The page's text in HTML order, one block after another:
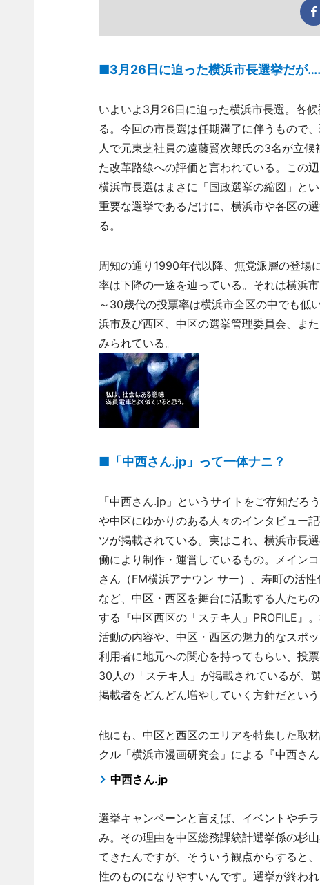
■3月26日に迫った横浜市長選挙だが
いよいよ3月26日に迫った横浜市長選。各
る。今回の市長選は任期満了に伴うもので
人で元東芝社員の遠藤賢次郎氏の3名が立
た改革路線への評価と言われている。この
横浜市長選はまさに「国政選挙の縮図」と
重要な選挙であるだけに、横浜市や各区の
る。
周知の通り1990年代以降、無党派層の登場
率は下降の一途を辿っている。それは横浜
～30歳代の投票率は横浜市全区の中でも低
浜市及び西区、中区の選挙管理委員会、ま
みられている。
■「中西さん.jp」って一体ナニ？
「中西さん.jp」というサイトをご存知だろ
や中区にゆかりのある人々のインタビュー
ツが掲載されている。実はこれ、横浜市長
働により制作・運営しているもの。メイン
さん（FM横浜アナウン サー）、寿町の活
など、中区・西区を舞台に活動する人たち
する『中区西区の「ステキ人」PROFILE』
活動の内容や、中区・西区の魅力的なスポ
利用者に地元への関心を持ってもらい、投
30人の「ステキ人」が掲載されているが、
掲載者をどんどん増やしていく方針だという
他にも、中区と西区のエリアを特集した取
クル「横浜市漫画研究会」による『中西さ
中西さん.jp
選挙キャンペーンと言えば、イベントやチ
み。その理由を中区総務課統計選挙係の杉
てきたんですが、そういう観点からすると
性のものになりやすいんです。選挙が終わ